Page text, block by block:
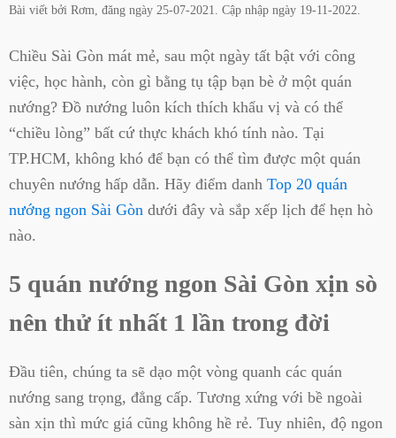
Bài viết bởi Rơm , đăng ngày 25-07-2021 . Cập nhập ngày 19-11-2022
Chiều Sài Gòn mát mẻ, sau một ngày tất bật với công
việc, học hành, còn gì bằng tụ tập bạn bè ở một quán
nướng? Đồ nướng luôn kích thích khẩu vị và có thể
“chiều lòng” bất cứ thực khách khó tính nào. Tại
TP.HCM, không khó để bạn có thể tìm được một quán
chuyên nướng hấp dẫn. Hãy điểm danh Top 20 quán
nướng ngon Sài Gòn dưới đây và sắp xếp lịch để hẹn hò
nào.
5 quán nướng ngon Sài Gòn xịn sò
nên thử ít nhất 1 lần trong đời
Đầu tiên, chúng ta sẽ dạo một vòng quanh các quán
nướng sang trọng, đẳng cấp. Tương xứng với bề ngoài
sàn xịn thì mức giá cũng không hề rẻ. Tuy nhiên, độ ngon